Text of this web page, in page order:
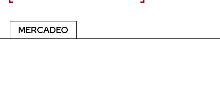
MERCADEO